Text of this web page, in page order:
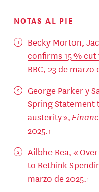
NOTAS AL PIE
Becky Morton,
confirms 15 %
BBC, 23 de marzo
George Parker y
Spring Statement
austerity»,
2025.
Ailbhe Rea, «
to Rethink
marzo de 2025.